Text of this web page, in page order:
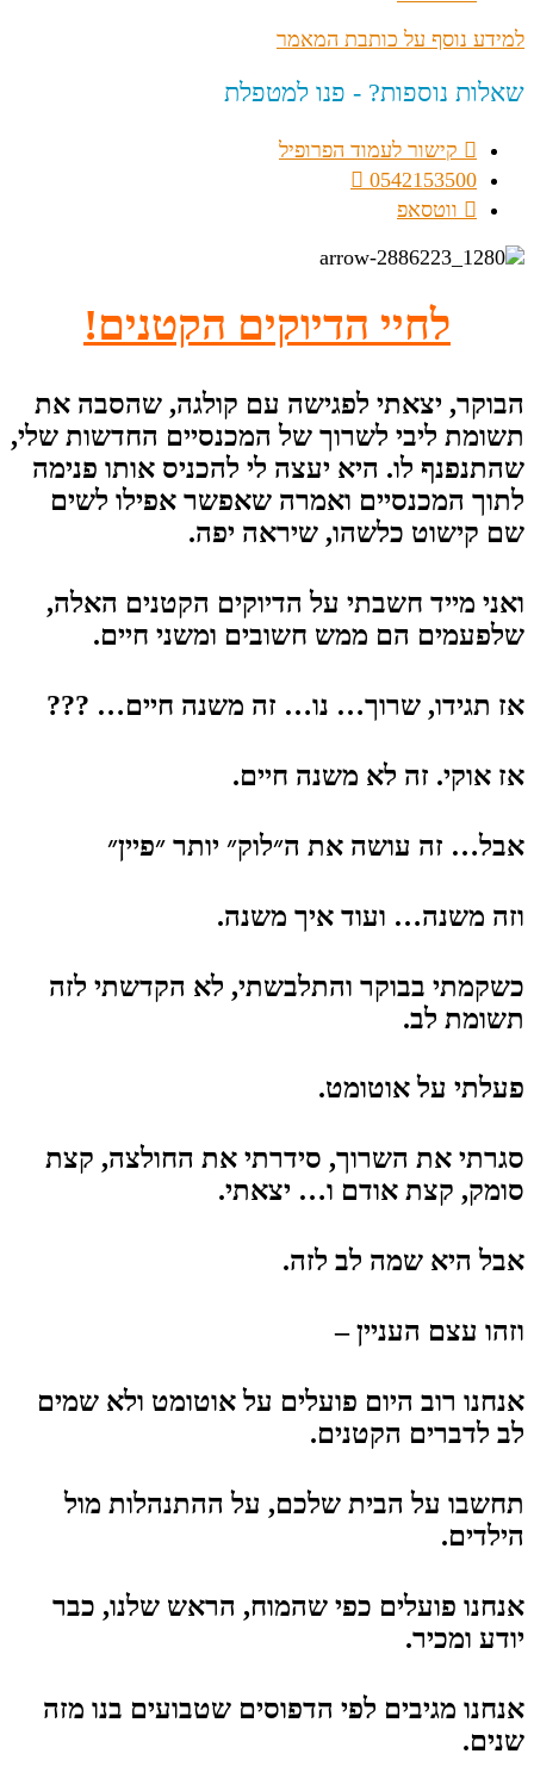
למידע נוסף על כותבת המאמר
שאלות נוספות? - פנו למטפלת
קישור לעמוד הפרופיל
0542153500
ווטסאפ
לחיי הדיוקים הקטנים!
הבוקר, יצאתי לפגישה עם קולגה, שהסבה את
תשומת ליבי לשרוך של המכנסיים החדשות שלי,
שהתנפנף לו. היא יעצה לי להכניס אותו פנימה
לתוך המכנסיים ואמרה שאפשר אפילו לשים
שם קישוט כלשהו, שיראה יפה.
ואני מייד חשבתי על הדיוקים הקטנים האלה,
שלפעמים הם ממש חשובים ומשני חיים.
אז תגידו, שרוך… נו… זה משנה חיים… ???
אז אוקי. זה לא משנה חיים.
אבל… זה עושה את ה״לוק״ יותר ״פיין״
וזה משנה… ועוד איך משנה.
כשקמתי בבוקר והתלבשתי, לא הקדשתי לזה
תשומת לב.
פעלתי על אוטומט.
סגרתי את השרוך, סידרתי את החולצה, קצת
סומק, קצת אודם ו… יצאתי.
אבל היא שמה לב לזה.
וזהו עצם העניין –
אנחנו רוב היום פועלים על אוטומט ולא שמים
לב לדברים הקטנים.
תחשבו על הבית שלכם, על ההתנהלות מול
הילדים.
אנחנו פועלים כפי שהמוח, הראש שלנו, כבר
יודע ומכיר.
אנחנו מגיבים לפי הדפוסים שטבועים בנו מזה
שנים.